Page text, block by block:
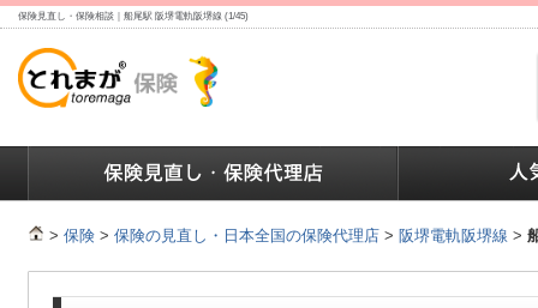
保険見直し・保険相談｜船尾駅 阪堺電軌阪堺線 (1/45)
> 保険 > 保険の見直し・日本全国の保険代理店 > 阪堺電軌阪堺線 >